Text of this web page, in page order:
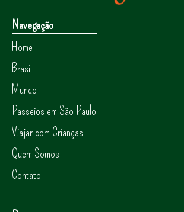
Navegação
Home
Brasil
Mundo
Passeios em São Paulo
Viajar com Crianças
Quem Somos
Contato